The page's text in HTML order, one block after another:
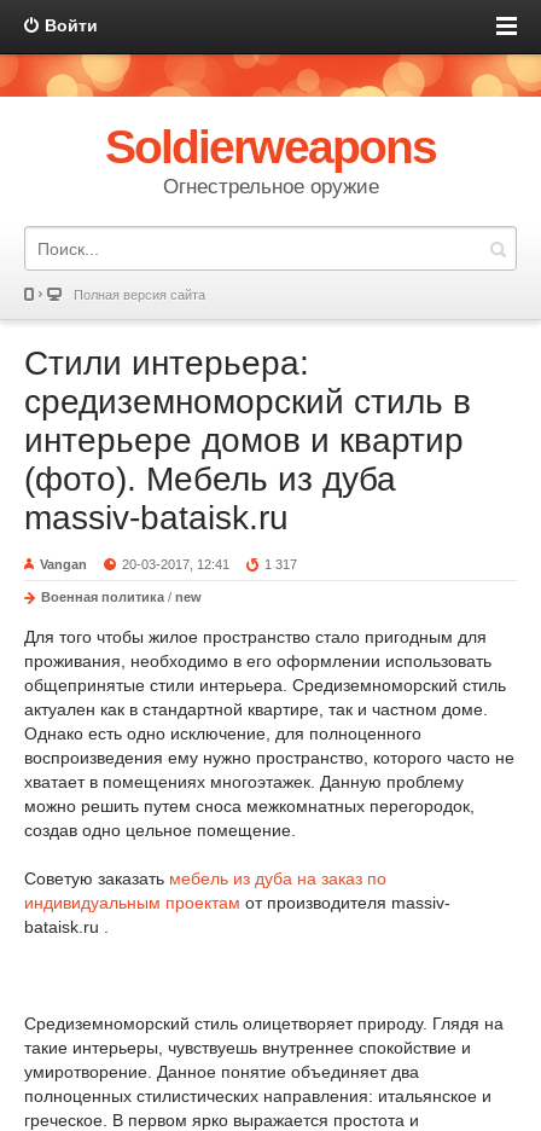
Войти
Soldierweapons
Огнестрельное оружие
Полная версия сайта
Стили интерьера:
средиземноморский стиль в
интерьере домов и квартир
(фото). Мебель из дуба
massiv-bataisk.ru
Vangan 20-03-2017, 12:41 1 317
Военная политика / new
Для того чтобы жилое пространство стало пригодным для
проживания, необходимо в его оформлении использовать
общепринятые стили интерьера. Средиземноморский стиль
актуален как в стандартной квартире, так и частном доме.
Однако есть одно исключение, для полноценного
воспроизведения ему нужно пространство, которого часто не
хватает в помещениях многоэтажек. Данную проблему
можно решить путем сноса межкомнатных перегородок,
создав одно цельное помещение.
Советую заказать мебель из дуба на заказ по
индивидуальным проектам от производителя massiv-
bataisk.ru .
Средиземноморский стиль олицетворяет природу. Глядя на
такие интерьеры, чувствуешь внутреннее спокойствие и
умиротворение. Данное понятие объединяет два
полноценных стилистических направления: итальянское и
греческое. В первом ярко выражается простота и